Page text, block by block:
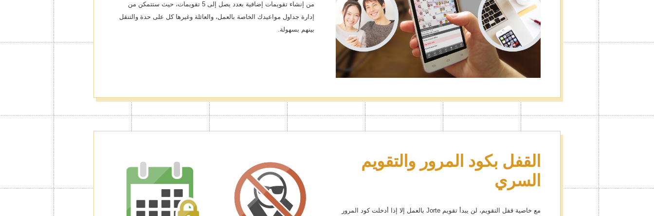
من إنشاء تقويمات إضافية بعدد يصل إلى 5 تقويمات، حيث ستتمكن من
إدارة جداول مواعيدك الخاصة بالعمل، والعائلة وغيرها كل على حدة والتنقل
بينهم بسهولة.
القفل بكود المرور والتقويم
السري
مع خاصية قفل التقويم، لن يبدأ تقويم Jorte بالعمل إلا إذا أدخلت كود المرور